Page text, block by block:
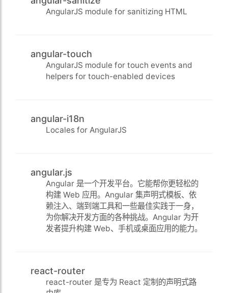
AngularJS module for sanitizing HTML
angular-touch
AngularJS module for touch events and
helpers for touch-enabled devices
angular-i18n
Locales for AngularJS
angular.js
Angular 是一个开发平台。它能帮你更轻松的
构建 Web 应用。Angular 集声明式模板、依
赖注入、端到端工具和一些最佳实践于一身，
为你解决开发方面的各种挑战。Angular 为开
发者提升构建 Web、手机或桌面应用的能力。
react-router
react-router 是专为 React 定制的声明式路